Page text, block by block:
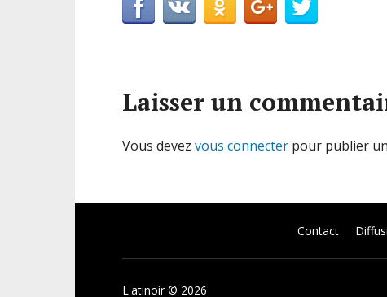
Laisser un
Vous devez vous connecter pour publier
Contact
L'atinoir© 2026